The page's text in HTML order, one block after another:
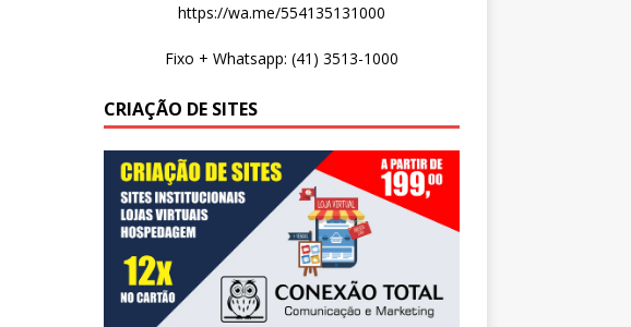
https://wa.me/554135131000
Fixo + Whatsapp: (41) 3513-1000
CRIAÇÃO DE SITES